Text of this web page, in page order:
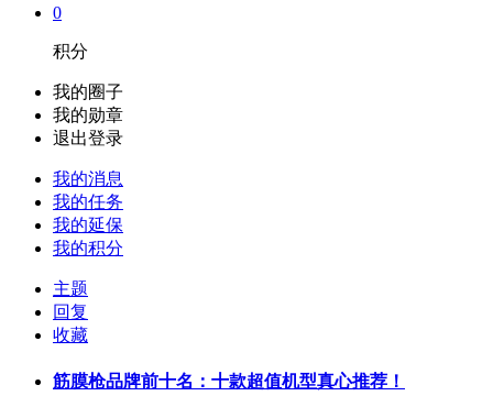
0
积分
我的圈子
我的勋章
退出登录
我的消息
我的任务
我的延保
我的积分
主题
回复
收藏
筋膜枪品牌前十名：十款超值机型真心推荐！